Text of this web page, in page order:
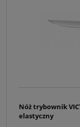
Nóż trybownik
elastyczny